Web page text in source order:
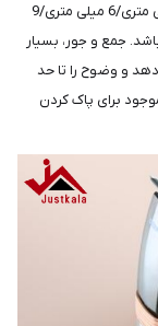
جمله کابل USB، برس تمیزکننده، شانه های 3 میلی متری/6 میلی متری/9
می باشد. جمع و جور، بسیار
و وضوح را تا حد
برای پاک کردن